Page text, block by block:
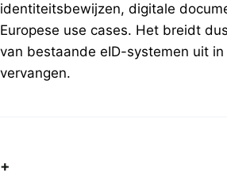
identiteitsbewijzen, digitale
Europese use cases. Het breidt
van bestaande eID-systemen uit
vervangen.
+